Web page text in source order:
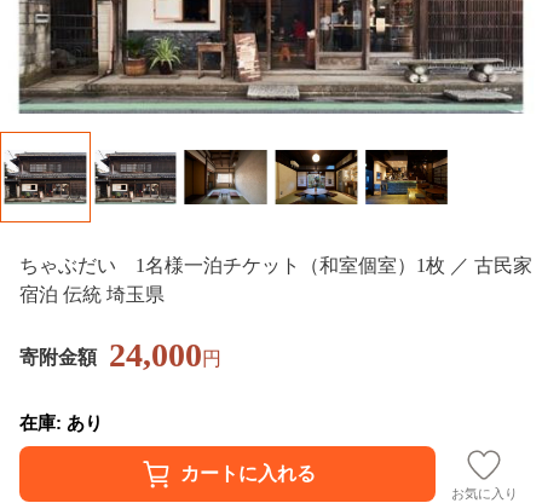
ちゃぶだい 1名様一泊チケット（和室個室）1枚 ／ 古民家
宿泊 伝統 埼玉県
寄附金額 24,000円
在庫: あり
お気に入り